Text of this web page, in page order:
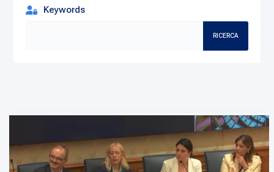
Keywords
RICERCA